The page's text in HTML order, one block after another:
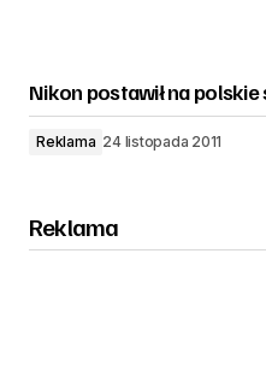
Nikon postawił na
Reklama 24 listopada 2011
Reklama